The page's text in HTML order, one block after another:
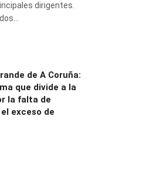
dirigentes.
de A Coruña:
que divide a la
la falta de
exceso de